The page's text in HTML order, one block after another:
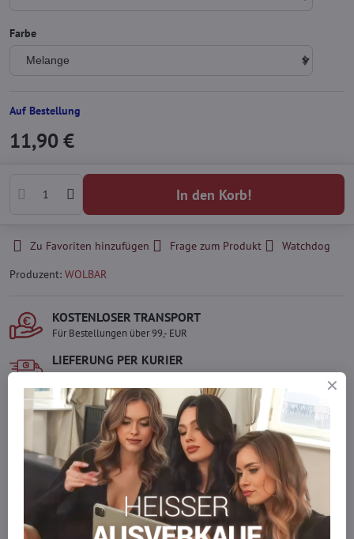
Farbe
Auf Bestellung
11,90 €
In den Korb!
Zu Favoriten hinzufügen Frage zum Produkt
Watchdog
Produzent: WOLBAR
KOSTENLOSER TRANSPORT
Für Bestellungen über 99,- EUR
LIEFERUNG PER KURIER
Schnell und direkt nach Hause.
SICHERE ZAHLUNGEN
Gesicherte Online-Zahlungen
Ware auf Lager
Wir versenden sofort
Werden Sie Teil von everlady
Werden Sie Teil von everlady und genießen Sie einen
5 %
Mitgliedervorteilbei jedem Einkauf.
Der Vorteil wird automatisch im Warenkorb angewendet.